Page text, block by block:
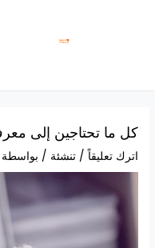
كل ما تحتاجين إلى
اترك تعليقاً /تنشئة / بواسطة